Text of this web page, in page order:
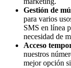
Gestión de
para varios
SMS en línea
necesidad de
Acceso
nuestros
mejor opción